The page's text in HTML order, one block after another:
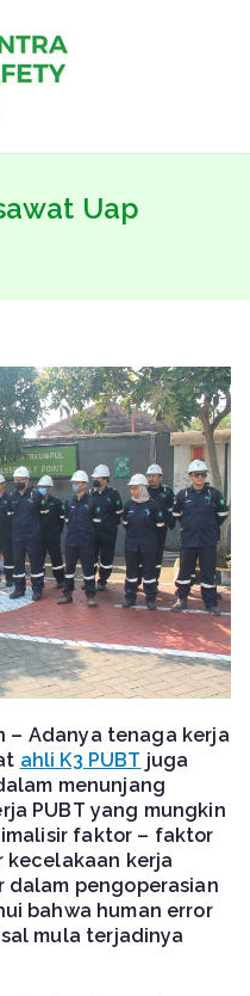
BNSP –
AFETY
Training Specialist
Uap
– Adanya tenaga kerja
ahli K3 PUBT juga
menunjang
PUBT yang mungkin
faktor – faktor
kecelakaan kerja
dalam pengoperasian
bahwa human error
mula terjadinya